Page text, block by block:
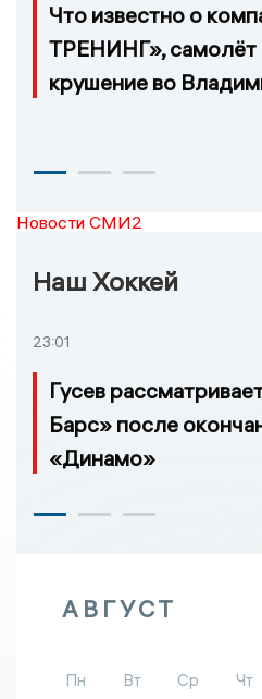
Что известно о
ТРЕНИНГ», самолёт
крушение во
Новости СМИ2
Наш Хоккей
23:01
Гусев
Барс» после
«Динамо»
АВГУСТ
Пн Вт Ср Чт